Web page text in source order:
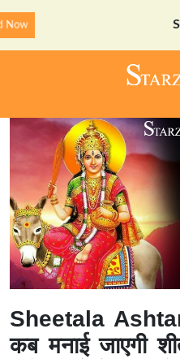
Sheetala
कब मनाई जाएगी